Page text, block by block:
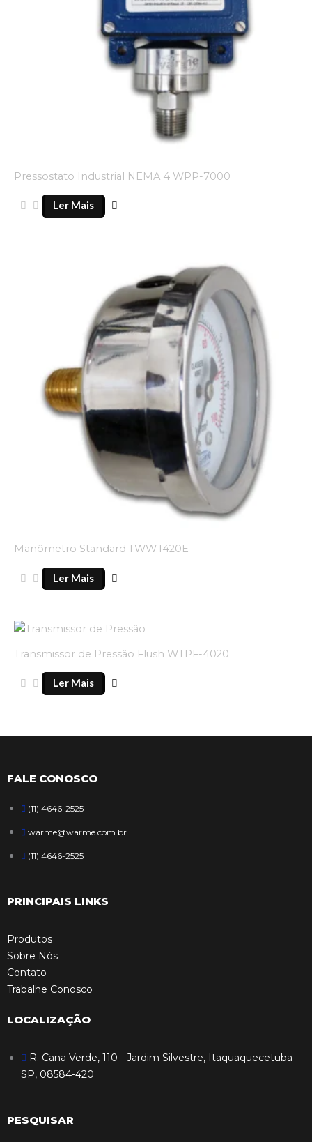
Pressostato Industrial NEMA 4 WPP-7000
Ler Mais
Manômetro Standard 1.WW.1420E
Ler Mais
Transmissor de Pressão Flush WTPF-4020
Ler Mais
FALE CONOSCO
(11) 4646-2525
warme@warme.com.br
(11) 4646-2525
PRINCIPAIS LINKS
Produtos
Sobre Nós
Contato
Trabalhe Conosco
LOCALIZAÇÃO
R. Cana Verde, 110 - Jardim Silvestre, Itaquaquecetuba -
SP, 08584-420
PESQUISAR